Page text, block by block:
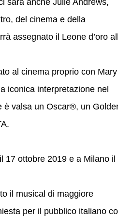
sarà anche Julie Andrews,
del cinema e della
assegnato il Leone d’oro
al cinema proprio con Mary
iconica interpretazione nel
è valsa un Oscar®, un
17 ottobre 2019 e a Milano il
il musical di maggiore
per il pubblico italiano